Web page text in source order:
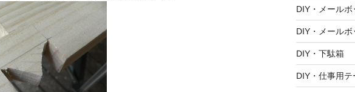
DIY・メールボ
DIY・メール
DIY・下駄箱
DIY・仕事用テ